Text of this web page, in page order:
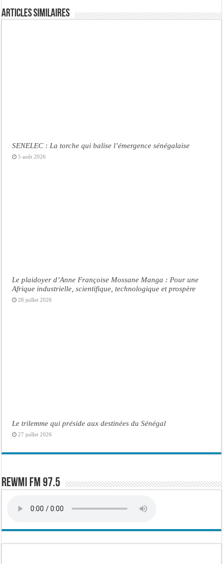
Articles similaires
SENELEC : La torche qui balise l’émergence sénégalaise
5 août 2026
Le plaidoyer d’Anne Françoise Mossane Manga : Pour une
Afrique industrielle, scientifique, technologique et prospère
28 juillet 2026
Le trilemme qui préside aux destinées du Sénégal
27 juillet 2026
Rewmi FM 97.5